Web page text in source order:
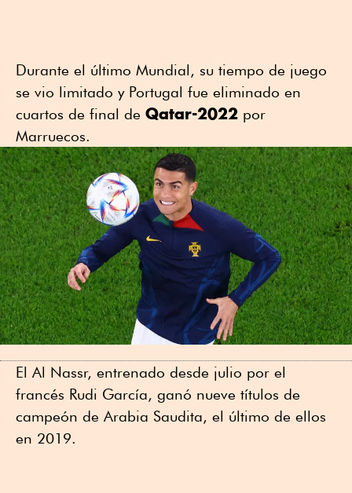
Durante el último Mundial, su tiempo de juego
se vio limitado y Portugal fue eliminado en
cuartos de final de Qatar-2022 por
Marruecos.
El Al Nassr, entrenado desde julio por el
francés Rudi García, ganó nueve títulos de
campeón de Arabia Saudita, el último de ellos
en 2019.